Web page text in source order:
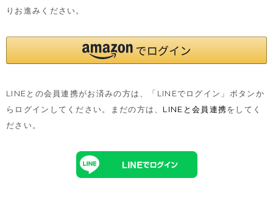
りお進みください。
LINEとの会員連携がお済みの方は、「LINEでログイン」ボタンか
らログインしてください。まだの方は、 LINEと会員連携をしてく
ださい。